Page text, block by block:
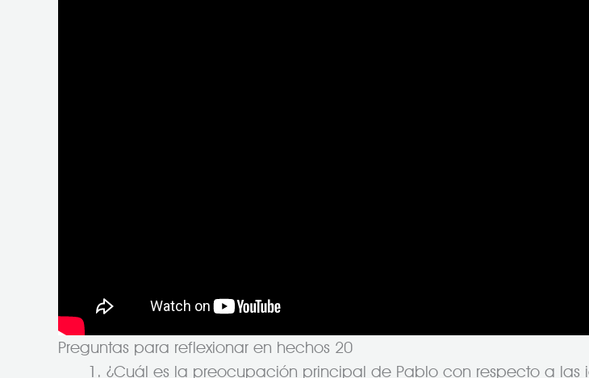
Preguntas para reflexionar en hechos 20
¿Cuál es la preocupación principal de Pablo con respecto a